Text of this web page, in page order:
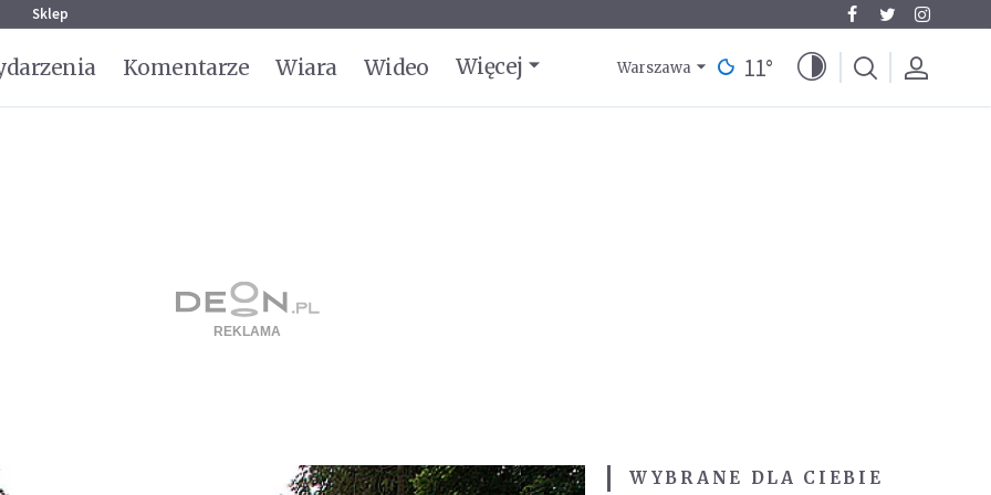
Sklep
Komentarze Wiara Wideo Więcej Warszawa 11°
WYBRANE DLA CIEBIE